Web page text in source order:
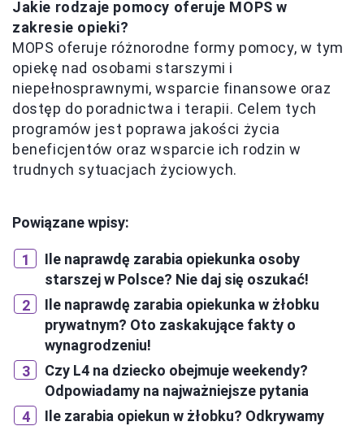
Jakie rodzaje pomocy oferuje MOPS w
zakresie opieki?
MOPS oferuje różnorodne formy pomocy, w tym
opiekę nad osobami starszymi i
niepełnosprawnymi, wsparcie finansowe oraz
dostęp do poradnictwa i terapii. Celem tych
programów jest poprawa jakości życia
beneficjentów oraz wsparcie ich rodzin w
trudnych sytuacjach życiowych.
Powiązane wpisy:
Ile naprawdę zarabia opiekunka osoby
starszej w Polsce? Nie daj się oszukać!
Ile naprawdę zarabia opiekunka w żłobku
prywatnym? Oto zaskakujące fakty o
wynagrodzeniu!
Czy L4 na dziecko obejmuje weekendy?
Odpowiadamy na najważniejsze pytania
Ile zarabia opiekun w żłobku? Odkrywamy